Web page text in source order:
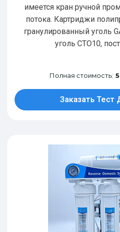
имеется кран ручной
потока. Картриджи
гранулированный уголь
уголь CTO10,
Полная стоимость:
Заказать Тест